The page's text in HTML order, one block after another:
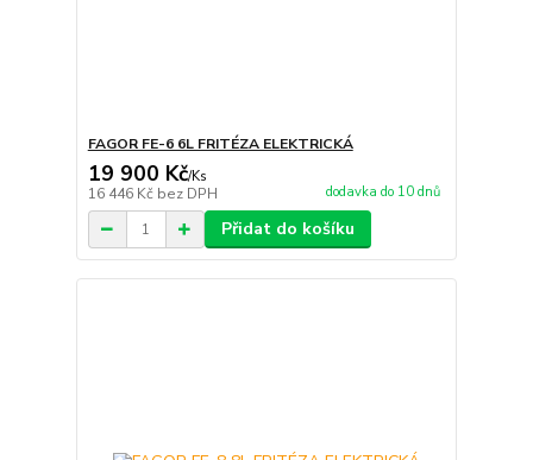
FAGOR FE-6 6L FRITÉZA ELEKTRICKÁ
19 900 Kč/Ks
16 446 Kč bez DPH dodavka do 10 dnů
Přidat do košíku